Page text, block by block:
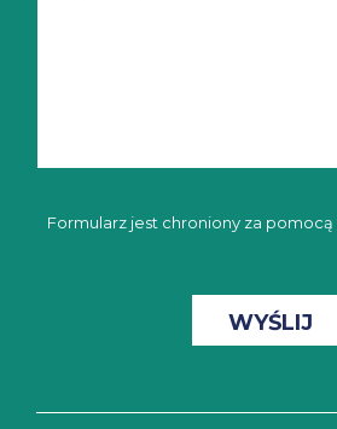
Formularz jest chroniony za pomocą